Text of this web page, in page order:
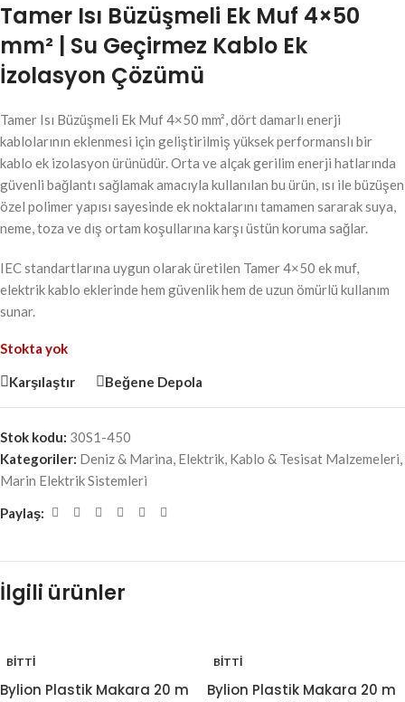
Tamer Isı Büzüşmeli Ek Muf 4×50
mm² | Su Geçirmez Kablo Ek
İzolasyon Çözümü
Tamer Isı Büzüşmeli Ek Muf 4×50 mm², dört damarlı enerji
kablolarının eklenmesi için geliştirilmiş yüksek performanslı bir
kablo ek izolasyon ürünüdür. Orta ve alçak gerilim enerji hatlarında
güvenli bağlantı sağlamak amacıyla kullanılan bu ürün, ısı ile büzüşen
özel polimer yapısı sayesinde ek noktalarını tamamen sararak suya,
neme, toza ve dış ortam koşullarına karşı üstün koruma sağlar.
IEC standartlarına uygun olarak üretilen Tamer 4×50 ek muf,
elektrik kablo eklerinde hem güvenlik hem de uzun ömürlü kullanım
sunar.
Stokta yok
Karşılaştır Beğene Depola
Stok kodu: 30S1-450
Kategoriler: Deniz & Marina, Elektrik, Kablo & Tesisat Malzemeleri,
Marin Elektrik Sistemleri
Paylaş:
İlgili ürünler
BITTI
Bylion Plastik Makara 20 m
BITTI
Bylion Plastik Makara 20 m